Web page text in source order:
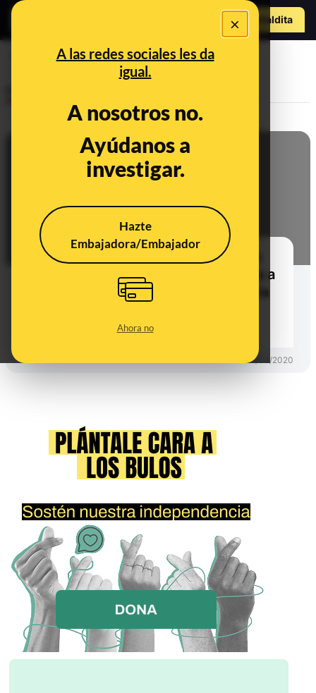
×
A las redes sociales les da
igual.
A nosotros no.
Ayúdanos a
investigar.
Hazte
Embajadora/Embajador
Ahora no
Hazte Maldita
robo de mascarillas
¿Qué sabemos sobre el supuesto
envío de mascarillas de Andalucía a
Cataluña por el coronavirus y de la
DESINFO 19/03/2020